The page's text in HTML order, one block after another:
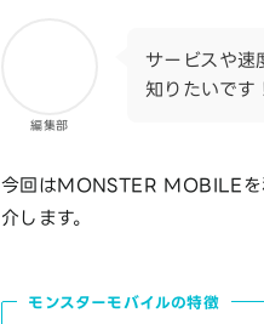
編集部
サービスや
知りたいです
今回はMONSTER MOBILEを
介します。
モンスターモバイルの特徴